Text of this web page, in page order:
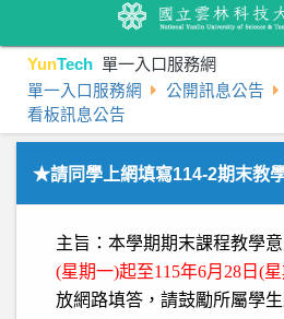
YunTech 單一入口服務網
單一入口服務網 公開訊息公告
看板訊息公告
★請同學上網填寫114-2期末教
主旨：本學期期末課程教學
(星期一)起至115年6月28日(
放網路填答，請鼓勵所屬學